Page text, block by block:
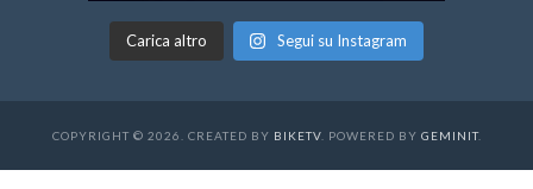
Carica altro Segui su Instagram
COPYRIGHT © 2026. CREATED BY BIKETV. POWERED BY GEMINIT.